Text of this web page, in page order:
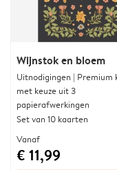
Wijnstok en bloem
Uitnodigingen | Premium
met keuze uit 3
papierafwerkingen
Set van 10 kaarten
Vanaf
€ 11,99